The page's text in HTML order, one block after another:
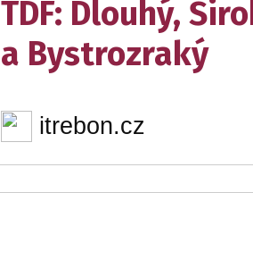
TDF: Dlouhý,
a Bystrozraký
itrebon.cz